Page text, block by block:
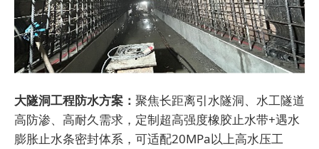
大隧洞工程防水方案： 聚焦长距离引水隧洞、水工隧道
高防渗、高耐久需求，定制超高强度橡胶止水带+遇水
膨胀止水条密封体系，可适配20MPa以上高水压工